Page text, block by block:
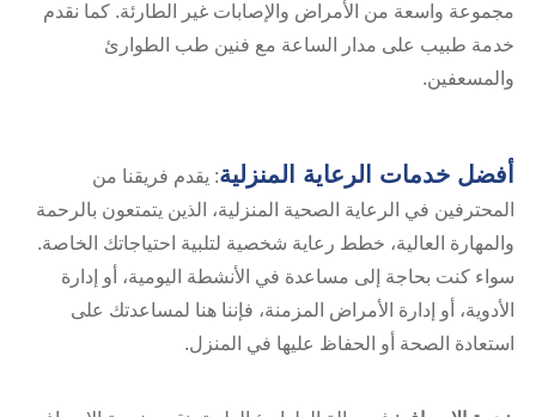
مجموعة واسعة من الأمراض والإصابات غير الطارئة. كما نقدم
خدمة طبيب على مدار الساعة مع فنين طب الطوارئ
والمسعفين.
أفضل خدمات الرعاية المنزلية: يقدم فريقنا من
المحترفين في الرعاية الصحية المنزلية، الذين يتمتعون بالرحمة
والمهارة العالية، خطط رعاية شخصية لتلبية احتياجاتك الخاصة.
سواء كنت بحاجة إلى مساعدة في الأنشطة اليومية، أو إدارة
الأدوية، أو إدارة الأمراض المزمنة، فإننا هنا لمساعدتك على
استعادة الصحة أو الحفاظ عليها في المنزل.